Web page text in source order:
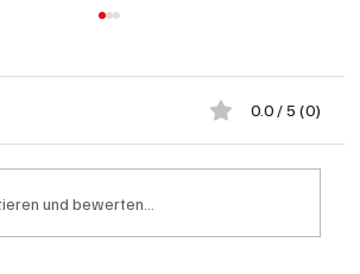
0.0 / 5 (0)
und bewerten...